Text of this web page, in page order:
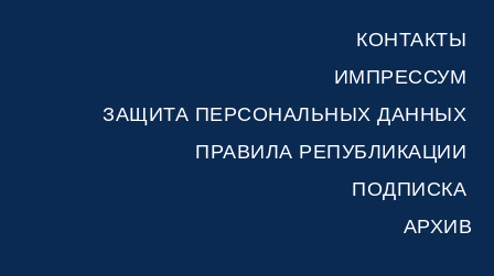
КОНТАКТЫ
ИМПРЕССУМ
ЗАЩИТА ПЕРСОНАЛЬНЫХ ДАННЫХ
ПРАВИЛА РЕПУБЛИКАЦИИ
ПОДПИСКА
АРХИВ